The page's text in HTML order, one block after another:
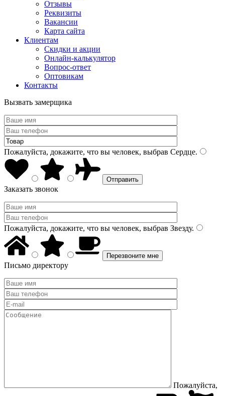
Отзывы
Реквизиты
Вакансии
Карта сайта
Клиентам
Скидки и акции
Онлайн-калькулятор
Вопрос-ответ
Оптовикам
Контакты
Вызвать замерщика
Пожалуйста, докажите, что вы человек, выбрав Сердце.
Заказать звонок
Пожалуйста, докажите, что вы человек, выбрав Звезду.
Письмо директору
Пожалуйста,